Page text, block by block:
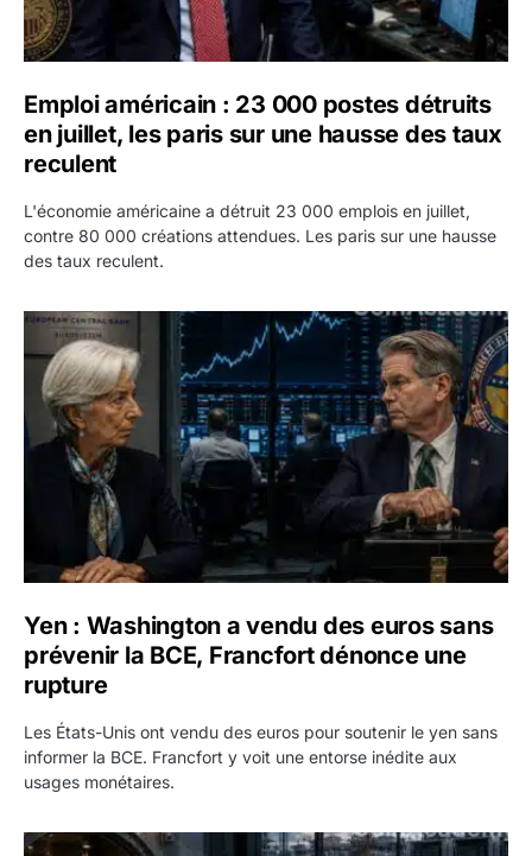
Emploi américain : 23 000 postes détruits
en juillet, les paris sur une hausse des taux
reculent
L'économie américaine a détruit 23 000 emplois en juillet,
contre 80 000 créations attendues. Les paris sur une hausse
des taux reculent.
Yen : Washington a vendu des euros sans prévenir la
Yen : Washington a vendu des euros sans
prévenir la BCE, Francfort dénonce une
rupture
Les États-Unis ont vendu des euros pour soutenir le yen sans
informer la BCE. Francfort y voit une entorse inédite aux
usages monétaires.
Jane Street négocie le transfert de 11 milliards de